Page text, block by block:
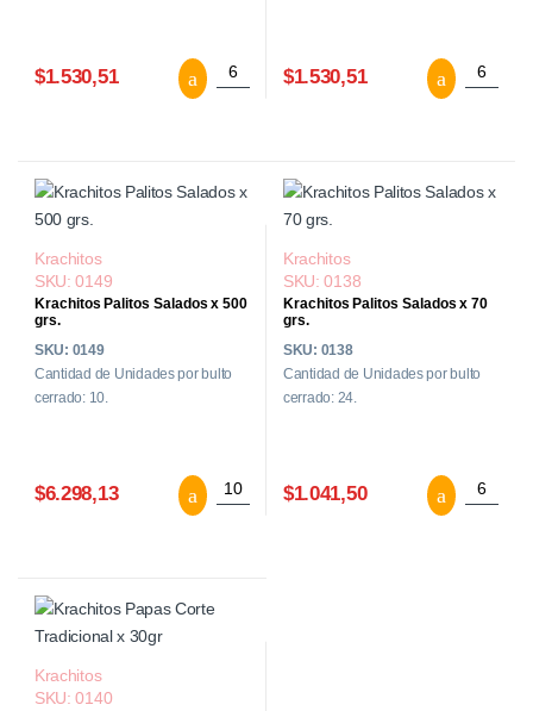
$1.530,51 Krachitos Palitos salados Sabor
$1.530,51
Krachitos
SKU: 0149
Krachitos Palitos Salados x 500
grs.
SKU: 0149
Cantidad de Unidades por bulto
cerrado: 10.
$6.298,13 Krachitos Palitos Salados x 500 grs.
Krachitos
SKU: 0138
Krachitos Palitos Salados x 70
grs.
SKU: 0138
Cantidad de Unidades por bulto
cerrado: 24.
$1.041,50
Krachitos
SKU: 0140